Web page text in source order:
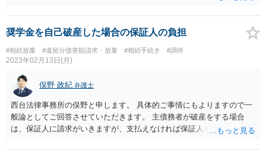
う。 手続自体にかかる費用は、さほど高くありません。弁護士に依頼
する場合の費用は、契約のしかたによりさまざまです。 訴訟に進むか
奨学金を自己破産した場合の保証人の負担
#相続放棄 #遺留分侵害額請求・放棄 #相続手続き #調停
2023年02月13日(月)
俣野 政紀 弁護士
西台法律事務所の俣野と申します。 具体的ご事情にもよりますので一
般論としてご回答させていただきます。 主債務者が破産をする場合
は、保証人に請求がいきますが、支払えなければ保証人も破産を選択
ません。 今回の場合、お母様が破産されたのは２０年前ということな